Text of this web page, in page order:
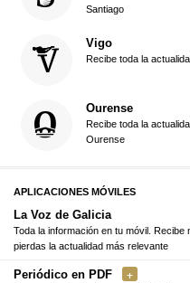
Santiago
Vigo
Recibe toda la
Ourense
Recibe toda la
Ourense
APLICACIONES MÓVILES
La Voz de Galicia
Toda la información en tu móvil. Recibe
pierdas la actualidad más relevante
Periódico en PDF